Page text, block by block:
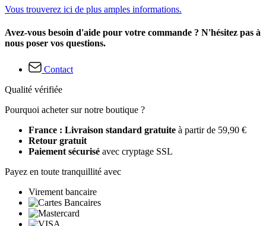
Vous trouverez ici de plus amples informations.
Avez-vous besoin d'aide pour votre commande ? N'hésitez pas à
nous poser vos questions.
Contact
Qualité vérifiée
Pourquoi acheter sur notre boutique ?
France : Livraison standard gratuite à partir de 59,90 €
Retour gratuit
Paiement sécurisé avec cryptage SSL
Payez en toute tranquillité avec
Virement bancaire